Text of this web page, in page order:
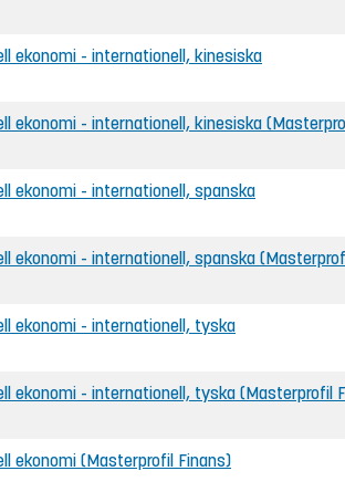
ekonomi - internationell, kinesiska
ekonomi - internationell, kinesiska
ekonomi - internationell, spanska
ekonomi - internationell, spanska
ekonomi - internationell, tyska
ekonomi - internationell, tyska (Masterprofil
ekonomi (Masterprofil Finans)